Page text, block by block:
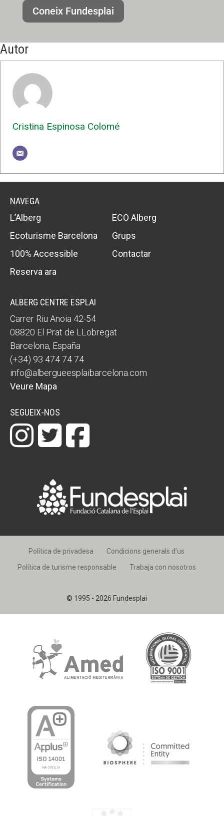
Coneix Fundesplai
Autor
Cristina Espinosa Colomé
NAVEGA
L’Alberg
ECO Alberg
Ecoturisme Barcelona
Grups
100% Accessible
Contactar
Reserva ara
ALBERG CENTRE ESPLAI
Carrer Riu Anoia 42-54
08820 El Prat de LLobregat
Barcelona, España
(+34) 93 474 74 74
info@albergueesplaibarcelona.com
Veure Mapa
SEGUEIX-NOS
© 1995 - 2026 Fundesplai
Política de privadesa
Condicions generals d’us
Política de turisme responsable
Trabaja con nosotros